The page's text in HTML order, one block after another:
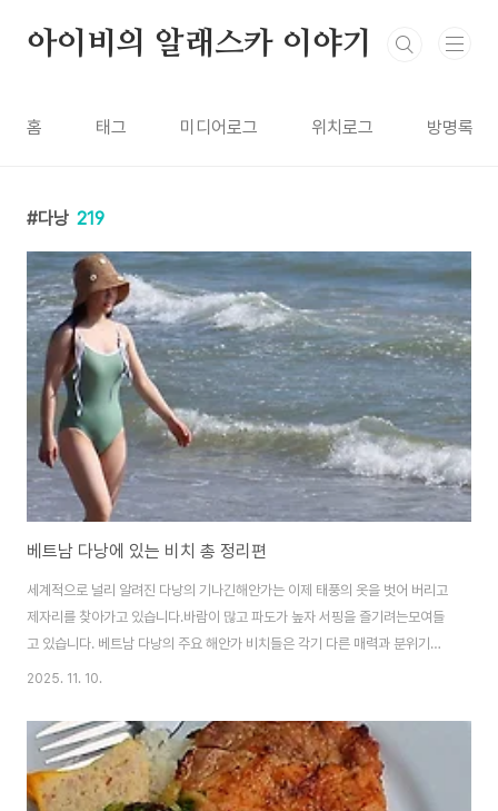
아이비의 알래스카 이야기
홈 태그 미디어로그 위치로그 방명록
다낭 219
베트남 다낭에 있는 비치 총 정리편
세계적으로 널리 알려진 다낭의 기나긴해안가는 이제 태풍의 옷을 벗어 버리고
제자리를 찾아가고 있습니다.바람이 많고 파도가 높자 서핑을 즐기려는모여들
고 있습니다. 베트남 다낭의 주요 해안가 비치들은 각기 다른 매력과 분위기를
가지고 있어 여행객의 취향에 따라 선택할 수 있습니다. 대표적인 비치들은 미
(Bac My An Beach), 탄빈 비치(Thanh Binh Beach) 등이 있습니다. 시원
한 바닷가로 여러분을 초대합니다. 너무 덥지 않아 바닷가 산책하는데너무 좋
습니다. 태풍 갈매기가 지나간 후 안정을 되찾은미케비치입니다. 태풍의 잔해
를 청소하고 있네요. 미케 비치 (My Khe Beach) 다낭에서 가..
2025. 11. 10.